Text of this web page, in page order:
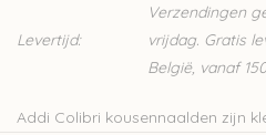
Levertijd:
Verzendingen
vrijdag. Gratis
België, vanaf
Addi Colibri kousennaalden zijn